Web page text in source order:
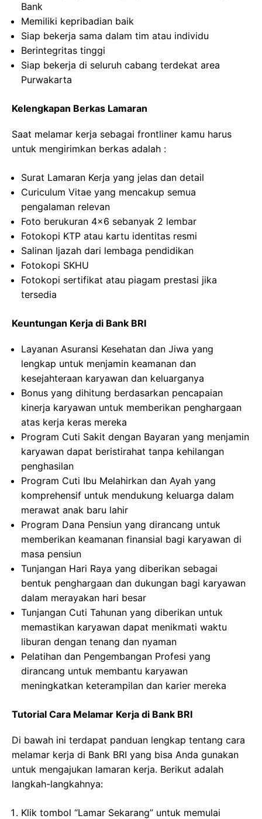
Bank
Memiliki kepribadian baik
Siap bekerja sama dalam tim atau individu
Berintegritas tinggi
Siap bekerja di seluruh cabang terdekat area
Purwakarta
Kelengkapan Berkas Lamaran
Saat melamar kerja sebagai frontliner kamu harus
untuk mengirimkan berkas adalah :
Surat Lamaran Kerja yang jelas dan detail
Curiculum Vitae yang mencakup semua
pengalaman relevan
Foto berukuran 4×6 sebanyak 2 lembar
Fotokopi KTP atau kartu identitas resmi
Salinan Ijazah dari lembaga pendidikan
Fotokopi SKHU
Fotokopi sertifikat atau piagam prestasi jika
tersedia
Keuntungan Kerja di Bank BRI
Layanan Asuransi Kesehatan dan Jiwa yang
lengkap untuk menjamin keamanan dan
kesejahteraan karyawan dan keluarganya
Bonus yang dihitung berdasarkan pencapaian
kinerja karyawan untuk memberikan penghargaan
atas kerja keras mereka
Program Cuti Sakit dengan Bayaran yang menjamin
karyawan dapat beristirahat tanpa kehilangan
penghasilan
Program Cuti Ibu Melahirkan dan Ayah yang
komprehensif untuk mendukung keluarga dalam
merawat anak baru lahir
Program Dana Pensiun yang dirancang untuk
memberikan keamanan finansial bagi karyawan di
masa pensiun
Tunjangan Hari Raya yang diberikan sebagai
bentuk penghargaan dan dukungan bagi karyawan
dalam merayakan hari besar
Tunjangan Cuti Tahunan yang diberikan untuk
memastikan karyawan dapat menikmati waktu
liburan dengan tenang dan nyaman
Pelatihan dan Pengembangan Profesi yang
dirancang untuk membantu karyawan
meningkatkan keterampilan dan karier mereka
Tutorial Cara Melamar Kerja di Bank BRI
Di bawah ini terdapat panduan lengkap tentang cara
melamar kerja di Bank BRI yang bisa Anda gunakan
untuk mengajukan lamaran kerja. Berikut adalah
langkah-langkahnya:
Klik tombol “Lamar Sekarang” untuk memulai